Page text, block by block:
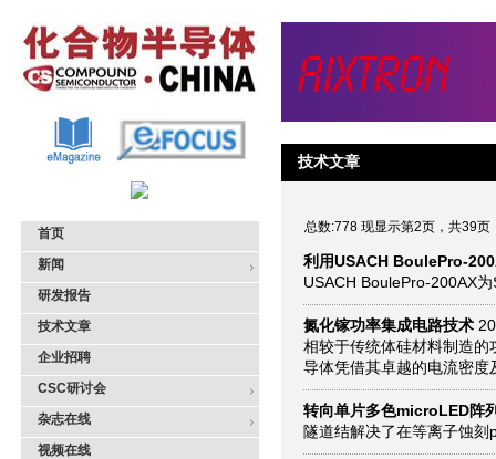
首页
新闻
研发报告
技术文章
企业招聘
CSC研讨会
杂志在线
视频在线
技术文章
总数:778 现显示第2页，共39页
利用USACH BoulePro-
USACH BoulePro-200AX
氮化镓功率集成电路技术
相较于传统体硅材料制造
导体凭借其卓越的电流密
转向单片多色microLED阵
隧道结解决了在等离子蚀